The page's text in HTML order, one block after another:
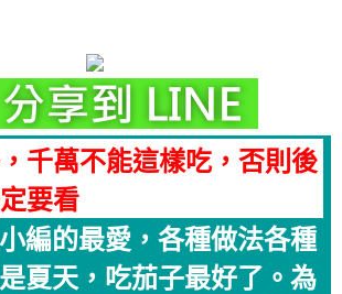
千萬不能這樣吃，否則後
要看
編的最愛，各種做法各種
夏天，吃茄子最好了。為